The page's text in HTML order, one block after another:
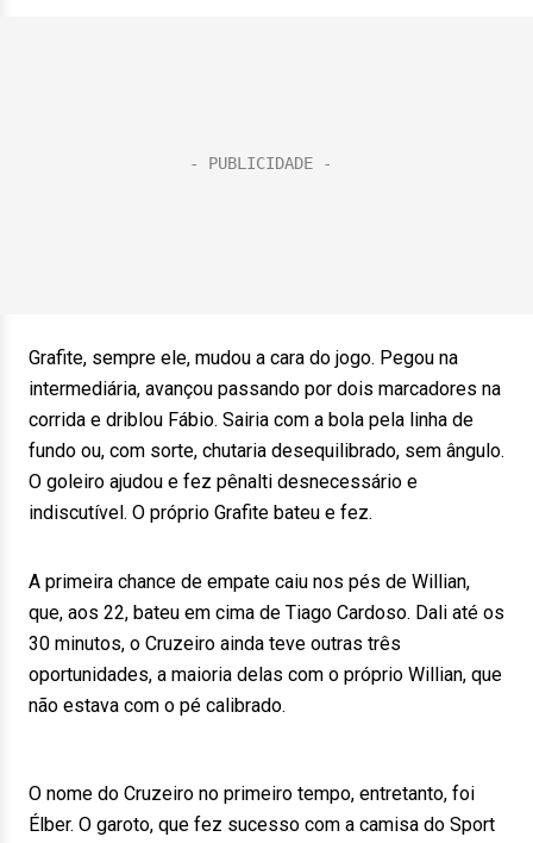
Grafite, sempre ele, mudou a cara do jogo. Pegou na
intermediária, avançou passando por dois marcadores na
corrida e driblou Fábio. Sairia com a bola pela linha de
fundo ou, com sorte, chutaria desequilibrado, sem ângulo.
O goleiro ajudou e fez pênalti desnecessário e
indiscutível. O próprio Grafite bateu e fez.
A primeira chance de empate caiu nos pés de Willian,
que, aos 22, bateu em cima de Tiago Cardoso. Dali até os
30 minutos, o Cruzeiro ainda teve outras três
oportunidades, a maioria delas com o próprio Willian, que
não estava com o pé calibrado.
O nome do Cruzeiro no primeiro tempo, entretanto, foi
Élber. O garoto, que fez sucesso com a camisa do Sport